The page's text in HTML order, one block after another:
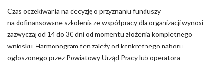
Czas oczekiwania na decyzję o przyznaniu funduszy
na dofinansowane szkolenia ze współpracy dla organizacji wynosi
zazwyczaj od 14 do 30 dni od momentu złożenia kompletnego
wniosku. Harmonogram ten zależy od konkretnego naboru
ogłoszonego przez Powiatowy Urząd Pracy lub operatora